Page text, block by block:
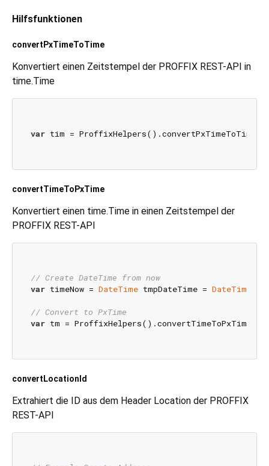
Hilfsfunktionen
convertPxTimeToTime
Konvertiert einen Zeitstempel der PROFFIX REST-API in
time.Time
var tim = ProffixHelpers().convertPxTimeToTime(
convertTimeToPxTime
Konvertiert einen time.Time in einen Zeitstempel der
PROFFIX REST-API
// Create DateTime from now
var timeNow = DateTime tmpDateTime = DateTime
// Convert to PxTime
var tm =
convertLocationId
Extrahiert die ID aus dem Header Location der PROFFIX
REST-API